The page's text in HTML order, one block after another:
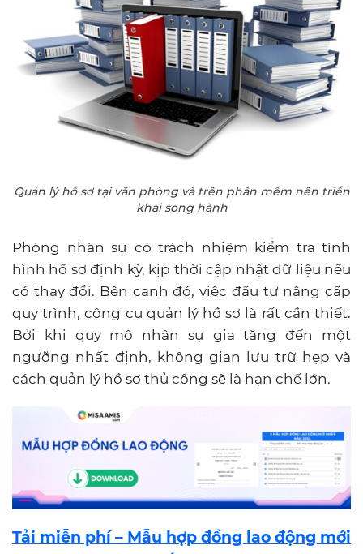
Quản lý hồ sơ tại văn phòng và trên phần mềm nên triển
khai song hành
Phòng nhân sự có trách nhiệm kiểm tra tình
hình hồ sơ định kỳ, kịp thời cập nhật dữ liệu nếu
có thay đổi. Bên cạnh đó, việc đầu tư nâng cấp
quy trình, công cụ quản lý hồ sơ là rất cần thiết.
Bởi khi quy mô nhân sự gia tăng đến một
ngưỡng nhất định, không gian lưu trữ hẹp và
cách quản lý hồ sơ thủ công sẽ là hạn chế lớn.
Tải miễn phí – Mẫu hợp đồng lao động mới